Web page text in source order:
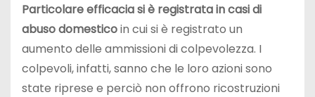
Particolare efficacia si è registrata in casi di
abuso domesticoin cui si è registrato un
aumento delle ammissioni di colpevolezza. I
colpevoli, infatti, sanno che le loro azioni sono
state riprese e perciò non offrono ricostruzioni